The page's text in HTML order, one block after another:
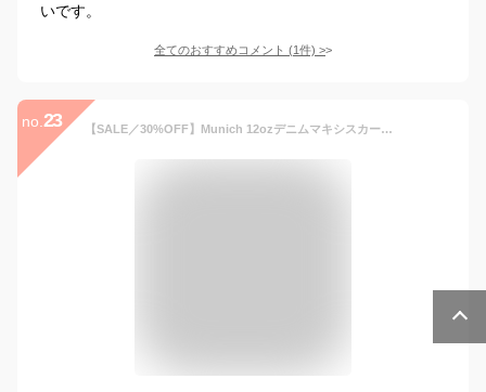
いです。
全てのおすすめコメント (1件) >
no. 23 【SALE／30%OFF】Munich 12ozデニムマキシスカート ミューニック スカート ロング・マキシスカート ブルー ネイビー【送料無料】